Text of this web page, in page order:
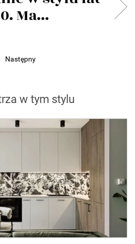
Ma...
Następny
w tym stylu